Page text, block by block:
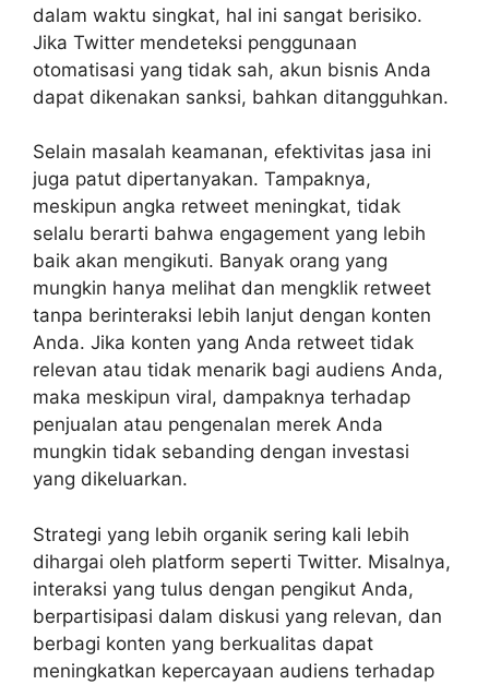
dalam waktu singkat, hal ini sangat berisiko.
Jika Twitter mendeteksi penggunaan
otomatisasi yang tidak sah, akun bisnis Anda
dapat dikenakan sanksi, bahkan ditangguhkan.
Selain masalah keamanan, efektivitas jasa ini
juga patut dipertanyakan. Tampaknya,
meskipun angka retweet meningkat, tidak
selalu berarti bahwa engagement yang lebih
baik akan mengikuti. Banyak orang yang
mungkin hanya melihat dan mengklik retweet
tanpa berinteraksi lebih lanjut dengan konten
Anda. Jika konten yang Anda retweet tidak
relevan atau tidak menarik bagi audiens Anda,
maka meskipun viral, dampaknya terhadap
penjualan atau pengenalan merek Anda
mungkin tidak sebanding dengan investasi
yang dikeluarkan.
Strategi yang lebih organik sering kali lebih
dihargai oleh platform seperti Twitter. Misalnya,
interaksi yang tulus dengan pengikut Anda,
berpartisipasi dalam diskusi yang relevan, dan
berbagi konten yang berkualitas dapat
meningkatkan kepercayaan audiens terhadap